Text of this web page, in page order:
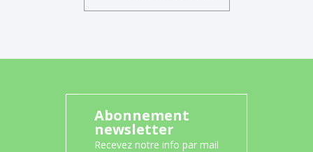
Abonnement
newsletter
Recevez notre info par mail